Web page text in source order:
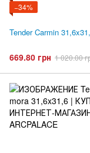
−34%
Tender Carmin
669.80 грн 1 020.00